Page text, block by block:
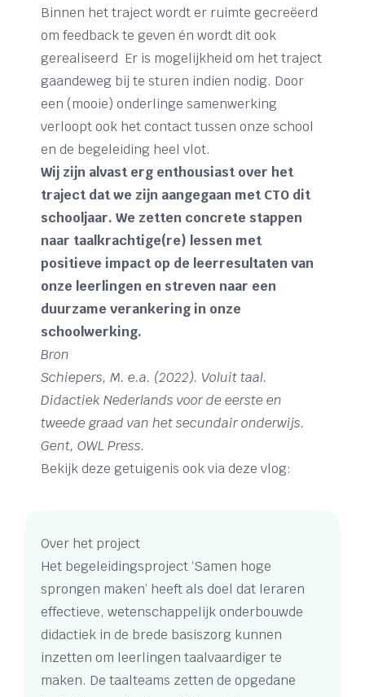
Binnen het traject wordt er ruimte gecreëerd
om feedback te geven én wordt dit ook
gerealiseerd Er is mogelijkheid om het traject
gaandeweg bij te sturen indien nodig. Door
een (mooie) onderlinge samenwerking
verloopt ook het contact tussen onze school
en de begeleiding heel vlot.
Wij zijn alvast erg enthousiast over het
traject dat we zijn aangegaan met CTO dit
schooljaar. We zetten concrete stappen
naar taalkrachtige(re) lessen met
positieve impact op de leerresultaten van
onze leerlingen en streven naar een
duurzame verankering in onze
schoolwerking.
Bron
Schiepers, M. e.a. (2022). Voluit taal.
Didactiek Nederlands voor de eerste en
tweede graad van het secundair onderwijs.
Gent, OWL Press.
Bekijk deze getuigenis ook via deze vlog:
Over het project
Het begeleidingsproject ‘Samen hoge
sprongen maken’ heeft als doel dat leraren
effectieve, wetenschappelijk onderbouwde
didactiek in de brede basiszorg kunnen
inzetten om leerlingen taalvaardiger te
maken. De taalteams zetten de opgedane